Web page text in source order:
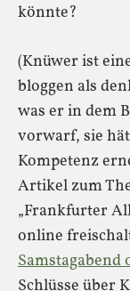
könnte?
(Knüwer ist
bloggen als
was er in dem
vorwarf, sie
Kompetenz
Artikel zum
„Frankfurter
online
Samstagabend
Schlüsse über